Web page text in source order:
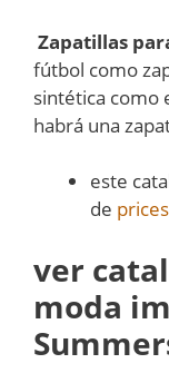
Zapatillas
fútbol como
sintética como
habrá una
este
de
ver
moda